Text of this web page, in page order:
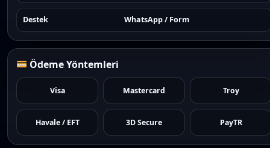
Destek WhatsApp / Form
Ödeme Yöntemleri
Visa Mastercard Troy
Havale / EFT 3D Secure PayTR